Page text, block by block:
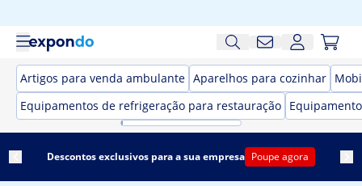
Artigos para venda ambulante Aparelhos para cozinhar
Equipamentos de refrigeração para restauração
Descontos exclusivos para a sua empresa Poupe agora